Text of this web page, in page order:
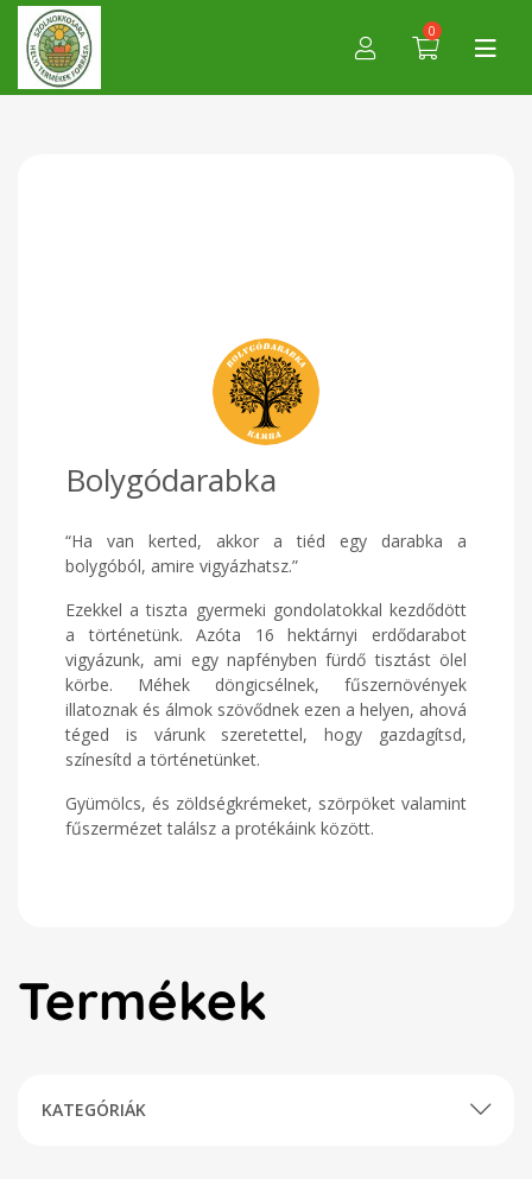
0
Bolygódarabka
“Ha van kerted, akkor a tiéd egy darabka a
bolygóból, amire vigyázhatsz.”
Ezekkel a tiszta gyermeki gondolatokkal kezdődött
a történetünk. Azóta 16 hektárnyi erdődarabot
vigyázunk, ami egy napfényben fürdő tisztást ölel
körbe. Méhek döngicsélnek, fűszernövények
illatoznak és álmok szövődnek ezen a helyen, ahová
téged is várunk szeretettel, hogy gazdagítsd,
színesítd a történetünket.
Gyümölcs, és zöldségkrémeket, szörpöket valamint
fűszermézet találsz a protékáink között.
Termékek
KATEGÓRIÁK